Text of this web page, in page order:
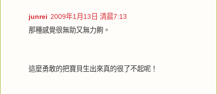
junrei 2009年1月13日 清晨7:13
那種感覺很無助又無力齁。
這麼勇敢的把寶貝生出來真的很了不起呢！